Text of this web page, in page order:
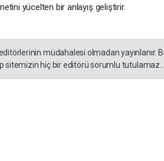
yücelten bir anlayış geliştirir.
müdahalesi olmadan yayınlanır.
hiç bir editörü sorumlu tutulamaz...